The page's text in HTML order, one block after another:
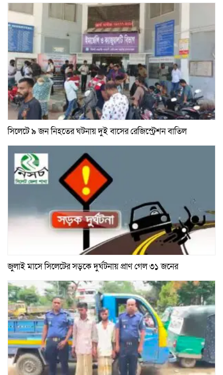
সিলেটে ৯ জন নিহতের ঘটনায় দুই বাসের রেজিস্ট্রেশন বাতিল
জুলাই মাসে সিলেটের সড়কে দুর্ঘটনায় প্রাণ গেল ৩১ জনের